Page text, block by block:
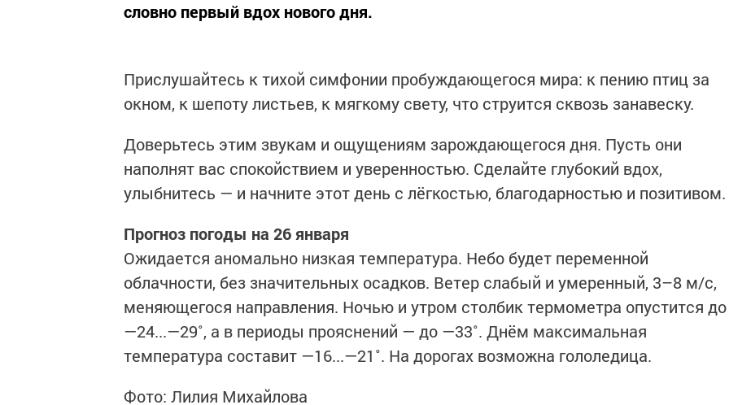
словно первый вдох нового дня.
Прислушайтесь к тихой симфонии пробуждающегося мира: к пению птиц за
окном, к шепоту листьев, к мягкому свету, что струится сквозь занавеску.
Доверьтесь этим звукам и ощущениям зарождающегося дня. Пусть они
наполнят вас спокойствием и уверенностью. Сделайте глубокий вдох,
улыбнитесь — и начните этот день с лёгкостью, благодарностью и позитивом.
Прогноз погоды на 26 января
Ожидается аномально низкая температура. Небо будет переменной
облачности, без значительных осадков. Ветер слабый и умеренный, 3–8 м/с,
меняющегося направления. Ночью и утром столбик термометра опустится до
—24...—29˚, а в периоды прояснений — до —33˚. Днём максимальная
температура составит —16...—21˚. На дорогах возможна гололедица.
Фото: Лилия Михайлова